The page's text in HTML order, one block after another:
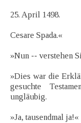
25. April 1498.
Cesare Spada.«
»Nun -- verstehen
»Dies war die
gesuchte
ungläubig.
»Ja, tausendmal ja!«